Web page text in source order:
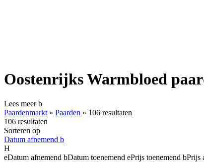
Oostenrijks Warmbloed
Lees meerb
Paardenmarkt » Paarden » 106 resultaten
106 resultaten
Sorteren op
Datum afnemend b
H
eDatum afnemend bDatum toenemend ePrijs toenemend bPrijs